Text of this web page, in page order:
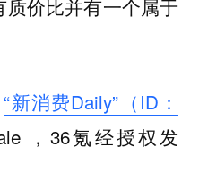
价比并有一个属于
“新消费Daily”（ID：
，36氪经授权发